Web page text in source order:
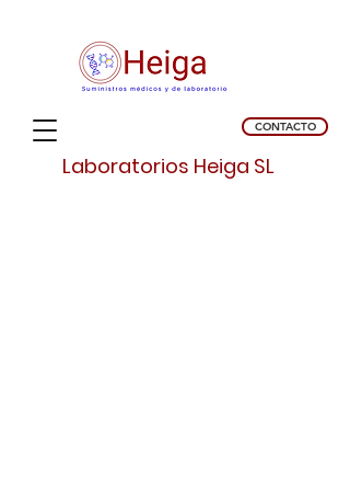
Laboratorios Heiga SL
CONTACTO